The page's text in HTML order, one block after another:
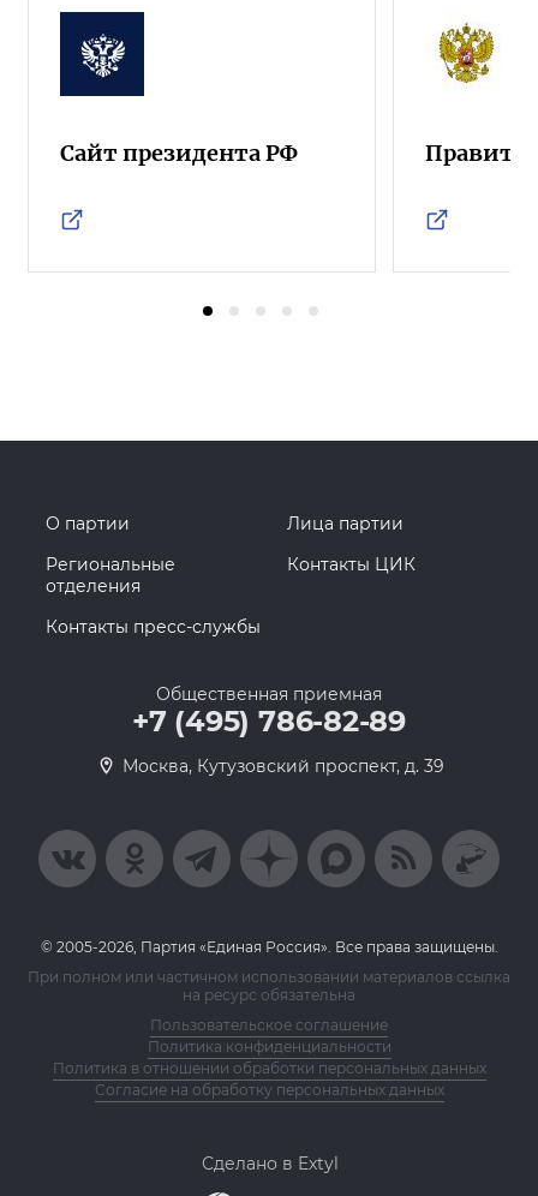
Сайт президента РФ
О партии
Лица партии
Региональные
отделения
Контакты ЦИК
Контакты пресс-службы
Общественная приемная
+7 (495) 786-82-89
Москва, Кутузовский проспект, д. 39
© 2005-2026, Партия «Единая Россия». Все права защищены.
При полном или частичном использовании материалов ссылка
на ресурс обязательна
Пользовательское соглашение
Политика конфиденциальности
Политика в отношении обработки персональных данных
Согласие на обработку персональных данных
Сделано в Extyl